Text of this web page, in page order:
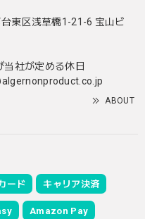
東区浅草橋1-21-6 宝山ビ
当社が定める休日
ABOUT
ード キャリア決済
Amazon Pay